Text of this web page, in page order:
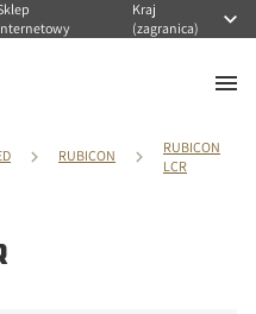
Kraj
(zagranica)
RUBICON
RUBICON
LCR